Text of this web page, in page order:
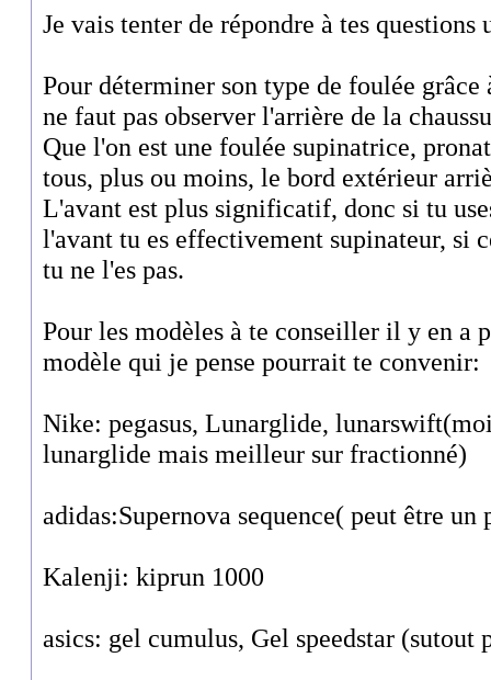
Je vais tenter de répondre à tes questions
Pour déterminer son type de foulée grâce
ne faut pas observer l'arrière de la
Que l'on est une foulée supinatrice,
tous, plus ou moins, le bord extérieur
L'avant est plus significatif, donc si tu
l'avant tu es effectivement supinateur, si
tu ne l'es pas.
Pour les modèles à te conseiller il y en a
modèle qui je pense pourrait te convenir:
Nike: pegasus, Lunarglide,
lunarglide mais meilleur sur fractionné)
adidas:Supernova sequence( peut être
Kalenji: kiprun 1000
asics: gel cumulus, Gel speedstar